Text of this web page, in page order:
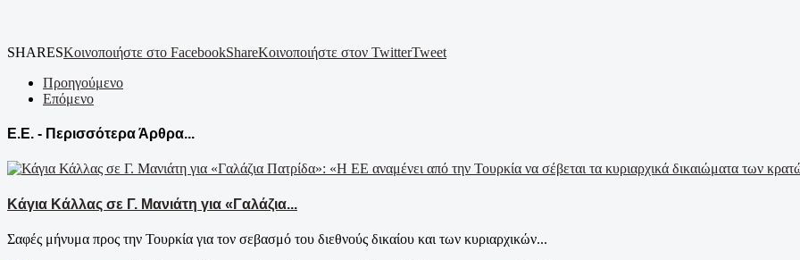
SHARESΚοινοποιήστε στο FacebookShareΚοινοποιήστε στον TwitterTweet
Προηγούμενο
Επόμενο
Ε.Ε. - Περισσότερα Άρθρα...
Κάγια Κάλλας σε Γ. Μανιάτη για «Γαλάζια...
Σαφές μήνυμα προς την Τουρκία για τον σεβασμό του διεθνούς δικαίου και των κυριαρχικών...